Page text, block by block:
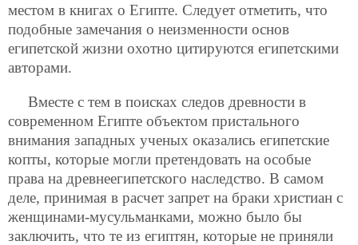
местом в книгах о Египте. Следует отметить, что
подобные замечания о неизменности основ
египетской жизни охотно цитируются египетскими
авторами.
Вместе с тем в поисках следов древности в
современном Египте объектом пристального
внимания западных ученых оказались египетские
копты, которые могли претендовать на особые
права на древнеегипетского наследство. В самом
деле, принимая в расчет запрет на браки христиан с
женщинами-мусульманками, можно было бы
заключить, что те из египтян, которые не приняли